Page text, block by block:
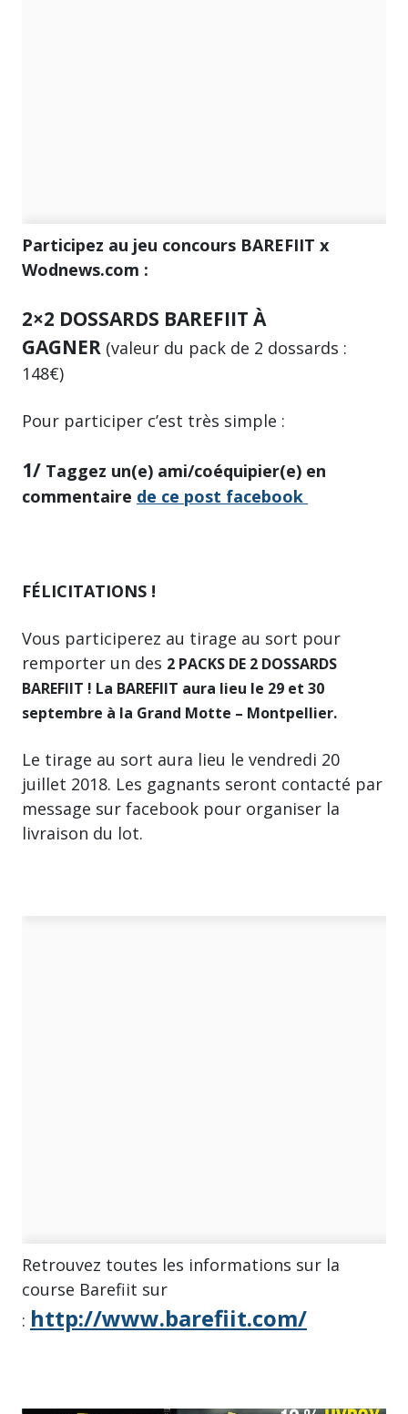
Participez au jeu concours BAREFIIT x
Wodnews.com :
2×2 DOSSARDS BAREFIIT À
GAGNER (valeur du pack de 2 dossards :
148€)
Pour participer c’est très simple :
1/ Taggez un(e) ami/coéquipier(e) en
commentaire de ce post facebook
FÉLICITATIONS !
Vous participerez au tirage au sort pour
remporter un des 2 PACKS DE 2 DOSSARDS
BAREFIIT ! La BAREFIIT aura lieu le 29 et 30
septembre à la Grand Motte – Montpellier.
Le tirage au sort aura lieu le vendredi 20
juillet 2018. Les gagnants seront contacté par
message sur facebook pour organiser la
livraison du lot.
Retrouvez toutes les informations sur la
course Barefiit sur
: http://www.barefiit.com/